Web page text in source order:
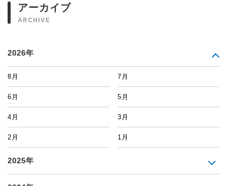
アーカイブ
ARCHIVE
2026年
8月 7月
6月 5月
4月 3月
2月 1月
2025年